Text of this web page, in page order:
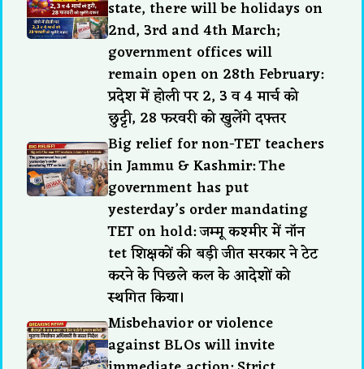
state, there will be holidays on
2nd, 3rd and 4th March;
government offices will
remain open on 28th February:
प्रदेश में होली पर 2, 3 व 4 मार्च को
छुट्टी, 28 फरवरी को खुलेंगे दफ्तर
Big relief for non-TET teachers
in Jammu & Kashmir: The
government has put
yesterday’s order mandating
TET on hold: जम्मू कश्मीर में नॉन
tet शिक्षकों की बड़ी जीत सरकार ने टेट
करने के पिछले कल के आदेशों को
स्थगित किया।
Misbehavior or violence
against BLOs will invite